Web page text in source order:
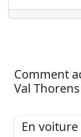
Comment
Val Thorens
En voiture